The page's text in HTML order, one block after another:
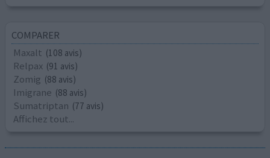
COMPARER
Maxalt (108 avis)
Relpax (91 avis)
Zomig (88 avis)
Imigrane (88 avis)
Sumatriptan (77 avis)
Affichez tout...